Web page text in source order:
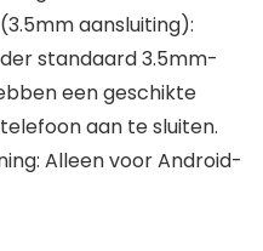
aansluiting):
standaard 3.5mm-
een geschikte
aan te sluiten.
Alleen voor Android-